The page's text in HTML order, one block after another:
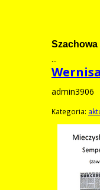
Szachowa
...
admin3906
Kategoria: